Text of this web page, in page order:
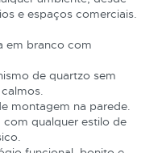
e espaços comerciais.
em branco com
de quartzo sem
montagem na parede.
com qualquer estilo de